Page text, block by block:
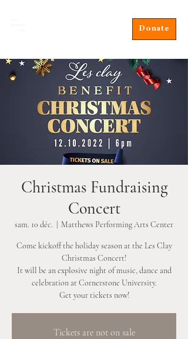
Donate
Christmas Fundraising
Concert
sam. 10 déc. Matthews Performing Arts Center
Come kickoff the holiday season at the Les Clay
Christmas Concert!
It will be an explosive night of music, dance and
celebration at Cornerstone University.
Get your tickets now!
Tickets are not on sale